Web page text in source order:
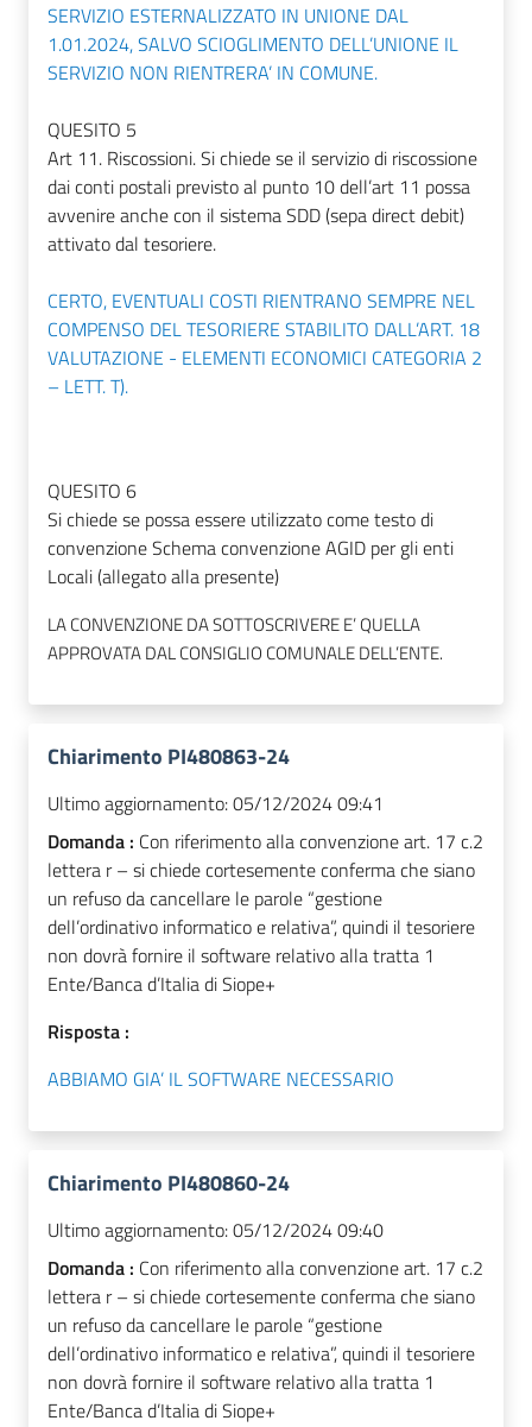
SERVIZIO ESTERNALIZZATO IN UNIONE DAL
1.01.2024, SALVO SCIOGLIMENTO DELL’UNIONE IL
SERVIZIO NON RIENTRERA’ IN COMUNE.
QUESITO 5
Art 11. Riscossioni. Si chiede se il servizio di riscossione
dai conti postali previsto al punto 10 dell’art 11 possa
avvenire anche con il sistema SDD (sepa direct debit)
attivato dal tesoriere.
CERTO, EVENTUALI COSTI RIENTRANO SEMPRE NEL
COMPENSO DEL TESORIERE STABILITO DALL’ART. 18
VALUTAZIONE - ELEMENTI ECONOMICI CATEGORIA 2
– LETT. T).
QUESITO 6
Si chiede se possa essere utilizzato come testo di
convenzione Schema convenzione AGID per gli enti
Locali (allegato alla presente)
LA CONVENZIONE DA SOTTOSCRIVERE E’ QUELLA
APPROVATA DAL CONSIGLIO COMUNALE DELL’ENTE.
Chiarimento PI480863-24
Ultimo aggiornamento:05/12/2024 09:41
Domanda : Con riferimento alla convenzione art. 17 c.2
lettera r – si chiede cortesemente conferma che siano
un refuso da cancellare le parole “gestione
dell’ordinativo informatico e relativa”, quindi il tesoriere
non dovrà fornire il software relativo alla tratta 1
Ente/Banca d’Italia di Siope+
Risposta :
ABBIAMO GIA’ IL SOFTWARE NECESSARIO
Chiarimento PI480860-24
Ultimo aggiornamento:05/12/2024 09:40
Domanda : Con riferimento alla convenzione art. 17 c.2
lettera r – si chiede cortesemente conferma che siano
un refuso da cancellare le parole “gestione
dell’ordinativo informatico e relativa”, quindi il tesoriere
non dovrà fornire il software relativo alla tratta 1
Ente/Banca d’Italia di Siope+